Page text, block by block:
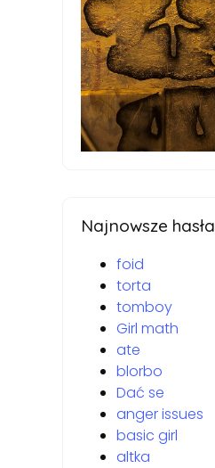
Najnowsze hasła
foid
torta
tomboy
Girl math
ate
blorbo
Dać se
anger issues
basic girl
altka